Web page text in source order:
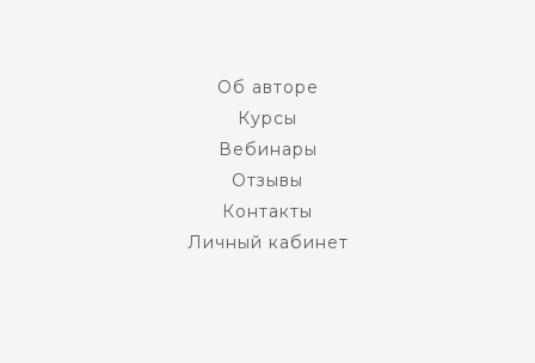
Об авторе
Курсы
Вебинары
Отзывы
Контакты
Личный кабинет